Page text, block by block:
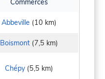
Commerces
Abbeville (10 km)
Boismont(7,5 km)
Chépy(5,5 km)